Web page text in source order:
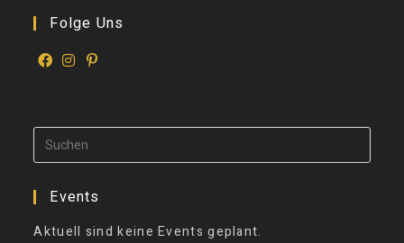
Folge Uns
Events
Aktuell sind keine Events geplant.